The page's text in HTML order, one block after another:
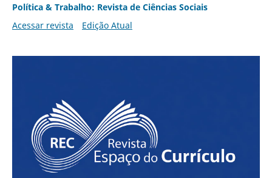
Política & Trabalho: Revista de Ciências Sociais
Acessar revista
Edição Atual